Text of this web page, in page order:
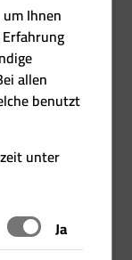
Events
Ihnen
allen
benutzt
unter
Schalten
Ja